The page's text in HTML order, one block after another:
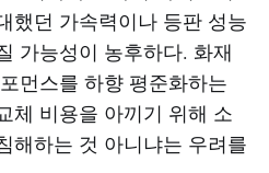
했던 가속력이나 등판 성능
가능성이 농후하다. 화재
먼스를 하향 평준화하는
체 비용을 아끼기 위해 소
해하는 것 아니냐는 우려를